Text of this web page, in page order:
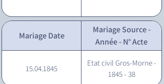
Mariage Date
Mariage Source -
Année - N° Acte
15.04.1845
Etat civil Gros-Morne -
1845 - 38